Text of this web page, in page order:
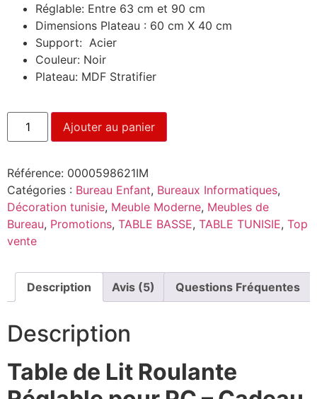
Réglable: Entre 63 cm et 90 cm
Dimensions Plateau : 60 cm X 40 cm
Support: Acier
Couleur: Noir
Plateau: MDF Stratifier
Ajouter au panier
Référence: 0000598621IM
Catégories : Bureau Enfant, Bureaux Informatiques,
Décoration tunisie, Meuble Moderne, Meubles de
Bureau, Promotions, TABLE BASSE, TABLE TUNISIE, Top
vente
Description Avis (5) Questions Fréquentes
Description
Table de Lit Roulante